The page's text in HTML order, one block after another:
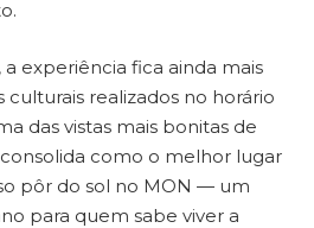
a experiência fica ainda mais
realizados no horário
das vistas mais bonitas de
como o melhor lugar
pôr do sol no MON — um
para quem sabe viver a